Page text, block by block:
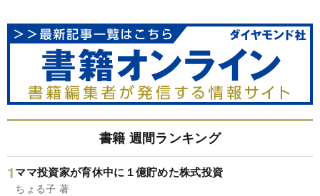
書籍 週間ランキング
ママ投資家が育休中に１億貯めた株式投資
ちょる子 著